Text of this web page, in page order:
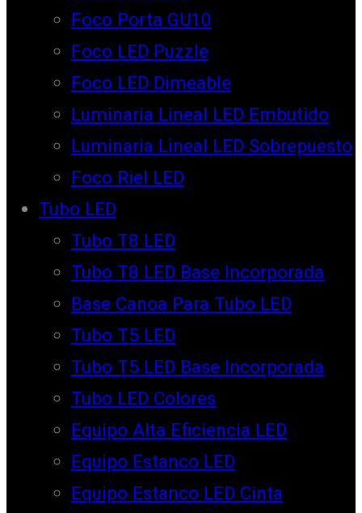
Foco Porta GU10
Foco LED Puzzle
Foco LED Dimeable
Luminaria Lineal LED Embutido
Luminaria Lineal LED Sobrepuesto
Foco Riel LED
Tubo LED
Tubo T8 LED
Tubo T8 LED Base Incorporada
Base Canoa Para Tubo LED
Tubo T5 LED
Tubo T5 LED Base Incorporada
Tubo LED Colores
Equipo Alta Eficiencia LED
Equipo Estanco LED
Equipo Estanco LED Cinta